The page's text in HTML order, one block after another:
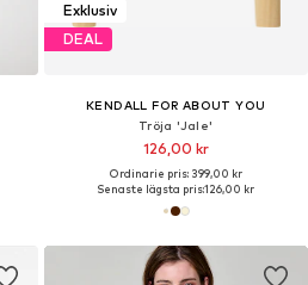
Exklusiv
DEAL
KENDALL FOR ABOUT YOU
Tröja 'Jale'
126,00 kr
Ordinarie pris: 399,00 kr
Senaste lägsta pris:126,00 kr